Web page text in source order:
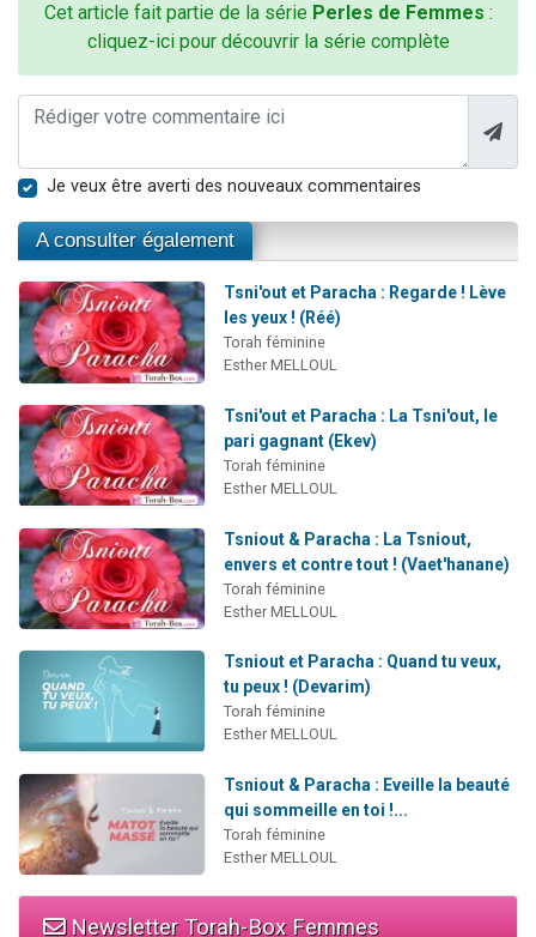
Cet article fait partie de la série Perles de Femmes :
cliquez-ici pour découvrir la série complète
Je veux être averti des nouveaux commentaires
A consulter également
Tsni'out et Paracha : Regarde ! Lève
les yeux ! (Réé)
Torah féminine
Esther MELLOUL
Tsni'out et Paracha : La Tsni'out, le
pari gagnant (Ekev)
Torah féminine
Esther MELLOUL
Tsniout & Paracha : La Tsniout,
envers et contre tout ! (Vaet'hanane)
Torah féminine
Esther MELLOUL
Tsniout et Paracha : Quand tu veux,
tu peux ! (Devarim)
Torah féminine
Esther MELLOUL
Tsniout & Paracha : Eveille la beauté
qui sommeille en toi !...
Torah féminine
Esther MELLOUL
Newsletter Torah-Box Femmes